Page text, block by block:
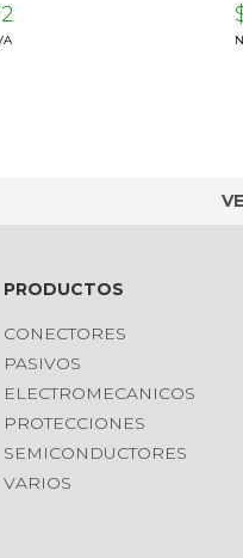
PRODUCTOS
CONECTORES
PASIVOS
ELECTROMECANICOS
PROTECCIONES
SEMICONDUCTORES
VARIOS